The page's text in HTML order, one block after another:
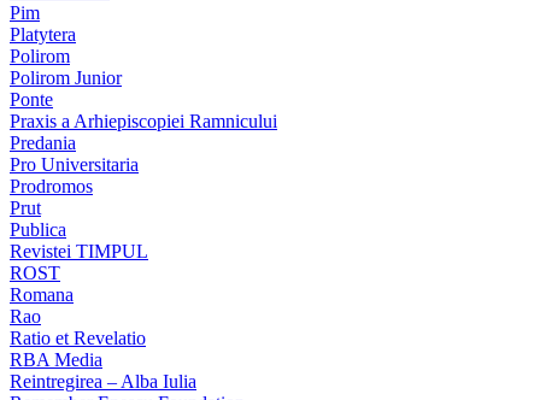
Pim
Platytera
Polirom
Polirom Junior
Ponte
Praxis a Arhiepiscopiei Ramnicului
Predania
Pro Universitaria
Prodromos
Prut
Publica
Revistei TIMPUL
ROST
Romana
Rao
Ratio et Revelatio
RBA Media
Reintregirea – Alba Iulia